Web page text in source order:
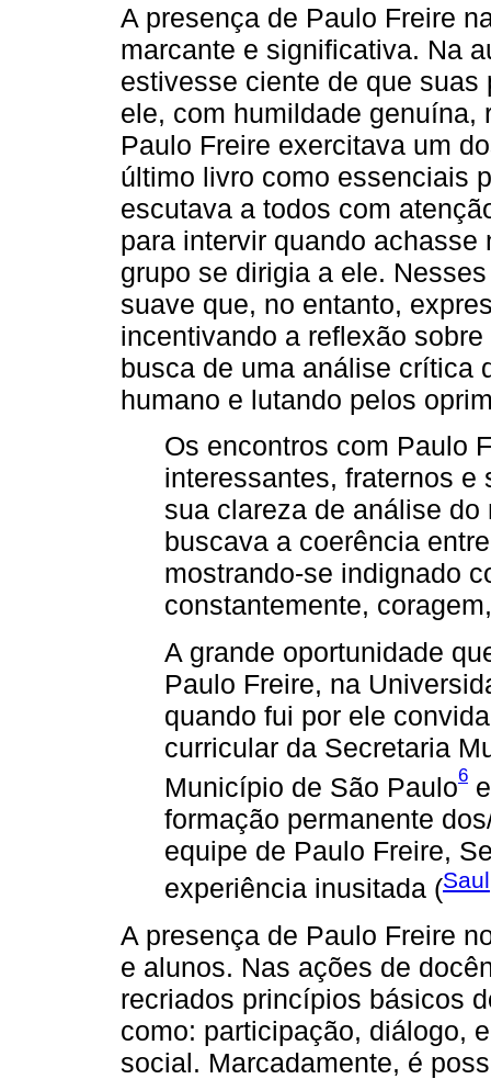
A presença de Paulo Freire
marcante e significativa. Na
estivesse ciente de que
ele, com humildade genuína,
Paulo Freire exercitava um
último livro como essenciais
escutava a todos com
para intervir quando
grupo se dirigia a ele.
suave que, no entanto,
incentivando a reflexão
busca de uma análise crítica
humano e lutando pelos
Os encontros com Paulo
interessantes, fraternos e
sua clareza de análise
buscava a coerência
mostrando-se indignado
constantemente,
A grande oportunidade
Paulo Freire, na
quando fui por ele
curricular da Secretaria
Município de São Paulo6
formação permanente
equipe de Paulo Freire,
experiência inusitada (
A presença de Paulo Freire
e alunos. Nas ações de
recriados princípios básicos
como: participação, diálogo,
social. Marcadamente, é